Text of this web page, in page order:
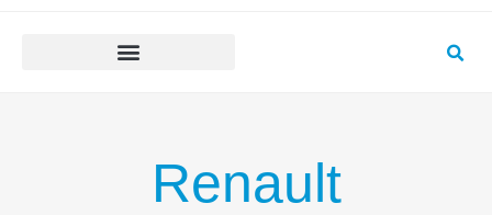
Renault